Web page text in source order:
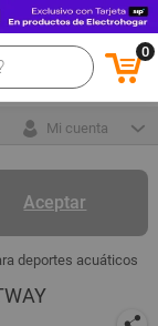
0
Mi cuenta
Aceptar
deportes acuáticos